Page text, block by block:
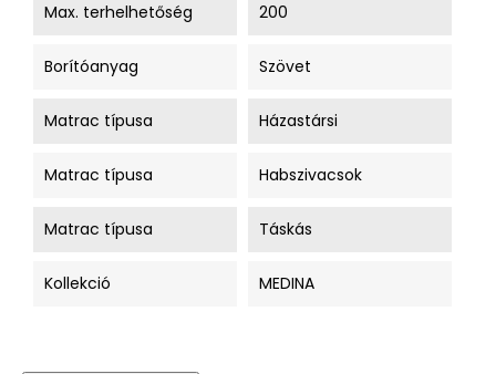
Max. terhelhetőség 200
Borítóanyag Szövet
Matrac típusa Házastársi
Matrac típusa Habszivacsok
Matrac típusa Táskás
Kollekció MEDINA